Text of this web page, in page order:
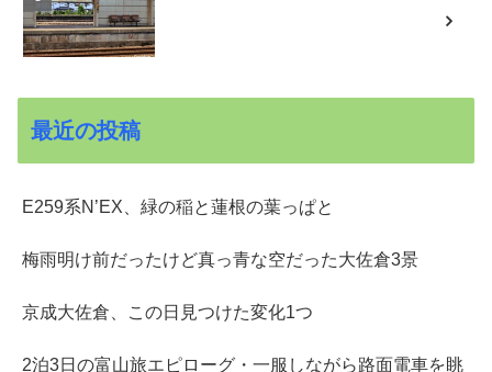
最近の投稿
E259系N’EX、緑の稲と蓮根の葉っぱと
梅雨明け前だったけど真っ青な空だった大佐倉3景
京成大佐倉、この日見つけた変化1つ
2泊3日の富山旅エピローグ・一服しながら路面電車を眺